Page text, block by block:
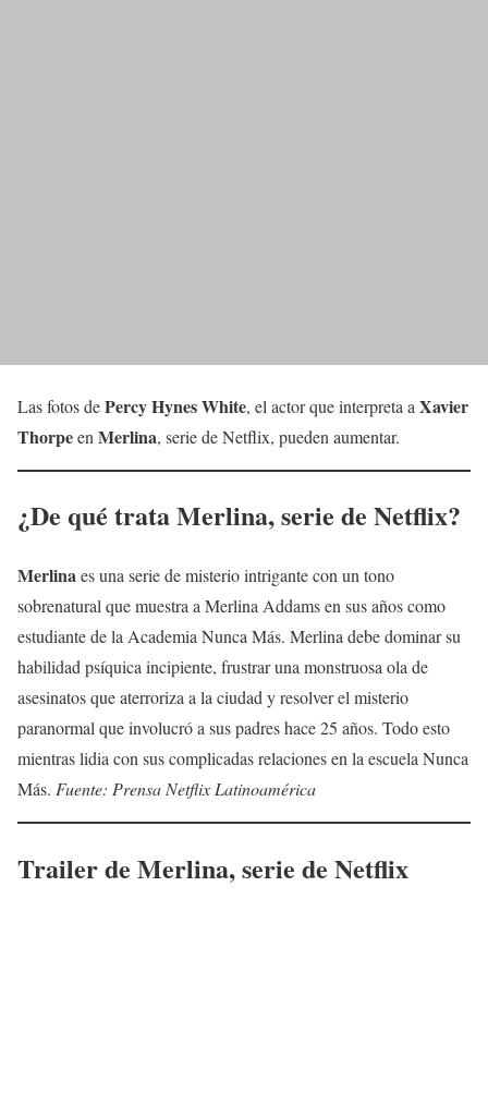
Las fotos dePercy Hynes White, el actor que interpreta a Xavier
Thorpeen Merlina, serie de Netflix, pueden aumentar.
¿De qué trataMerlina, serie de Netflix?
Merlinaes una serie de misterio intrigante con un tono
sobrenatural que muestra a Merlina Addams en sus años como
estudiante de la Academia Nunca Más. Merlina debe dominar su
habilidad psíquica incipiente, frustrar una monstruosa ola de
asesinatos que aterroriza a la ciudad y resolver el misterio
paranormal que involucró a sus padres hace 25 años. Todo esto
mientras lidia con sus complicadas relaciones en la escuela Nunca
Más. Fuente: Prensa Netflix Latinoamérica
Trailer de Merlina, serie de Netflix